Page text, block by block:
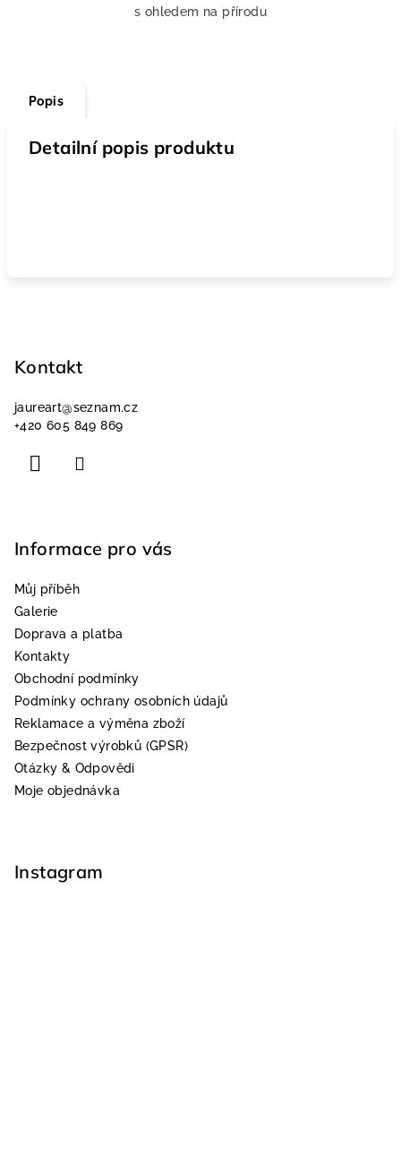
s ohledem na přírodu
Popis
Detailní popis produktu
Kontakt
jaureart@seznam.cz
+420 605 849 869
Informace pro vás
Můj příběh
Galerie
Doprava a platba
Kontakty
Obchodní podmínky
Podmínky ochrany osobních údajů
Reklamace a výměna zboží
Bezpečnost výrobků (GPSR)
Otázky & Odpovědi
Moje objednávka
Instagram